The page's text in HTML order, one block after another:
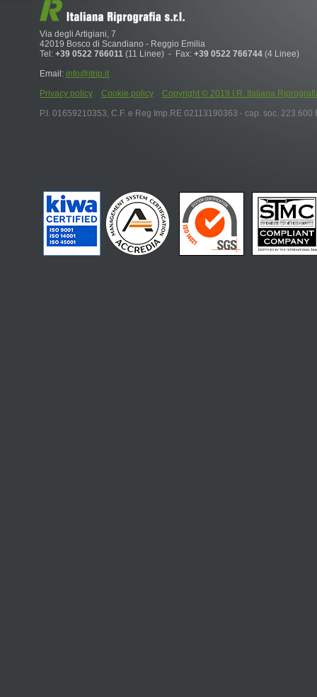
Via degli Artigiani, 7
42019 Bosco di Scandiano - Reggio Emilia
Tel: +39 0522 766011 (11 Linee) - Fax: +39 0522 766744 (4 Linee)
Email: info@itrip.it
Privacy policy
Cookie policy
Copyright © 2019 I.R. Italiana
P.I. 01659210353, C.F. e Reg Imp.RE 02113190363 - cap. soc. 223.600